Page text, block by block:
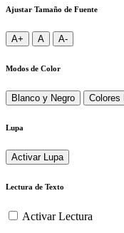
Ajustar Tamaño de Fuente
A+ A A-
Modos de Color
Blanco y Negro
Lupa
Activar Lupa
Lectura de Texto
Activar Lectura